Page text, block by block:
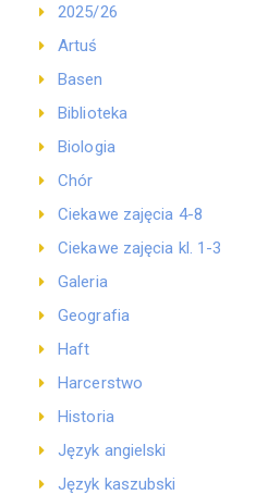
2025/26
Artuś
Basen
Biblioteka
Biologia
Chór
Ciekawe zajęcia 4-8
Ciekawe zajęcia kl. 1-3
Galeria
Geografia
Haft
Harcerstwo
Historia
Język angielski
Język kaszubski